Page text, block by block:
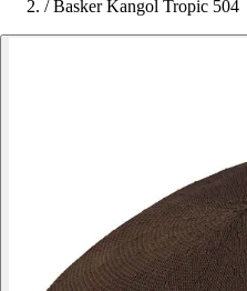
/ Basker Kangol Tropic 504